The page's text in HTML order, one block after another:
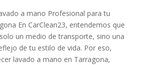
a mano Profesional para tu
En CarClean23, entendemos que
un medio de transporte, sino una
de tu estilo de vida. Por eso,
lavado a mano en Tarragona,